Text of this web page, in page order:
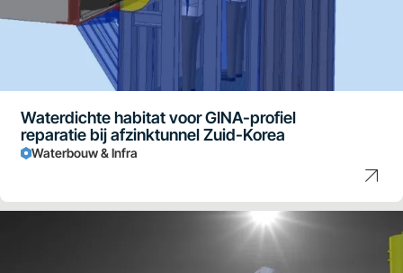
Waterdichte habitat voor GINA-profiel
reparatie bij afzinktunnel Zuid-Korea
Waterbouw & Infra